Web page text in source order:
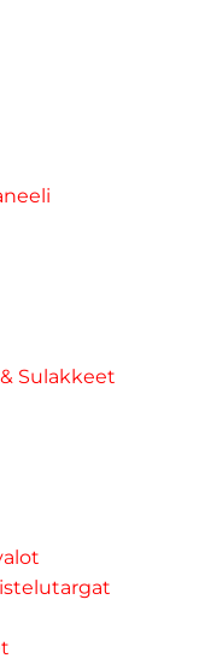
Sulakkeet